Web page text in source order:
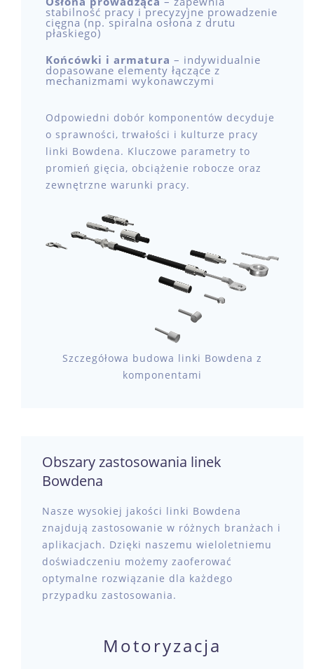
stabilność pracy i precyzyjne prowadzenie
cięgna (np. spiralna osłona z drutu
płaskiego)
Końcówki i armatura – indywidualnie
dopasowane elementy łączące z
mechanizmami wykonawczymi
Odpowiedni dobór komponentów decyduje
o sprawności, trwałości i kulturze pracy
linki Bowdena. Kluczowe parametry to
promień gięcia, obciążenie robocze oraz
zewnętrzne warunki pracy.
Szczegółowa budowa linki Bowdena z
komponentami
Obszary zastosowania linek
Bowdena
Nasze wysokiej jakości linki Bowdena
znajdują zastosowanie w różnych branżach i
aplikacjach. Dzięki naszemu wieloletniemu
doświadczeniu możemy zaoferować
optymalne rozwiązanie dla każdego
przypadku zastosowania.
Motoryzacja